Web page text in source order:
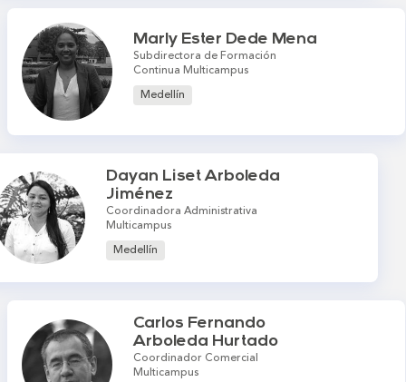
Marly Ester Dede Mena
Subdirectora de Formación
Continua Multicampus
Medellín
Dayan Liset Arboleda
Jiménez
Coordinadora Administrativa
Multicampus
Medellín
Carlos Fernando
Arboleda Hurtado
Coordinador Comercial
Multicampus